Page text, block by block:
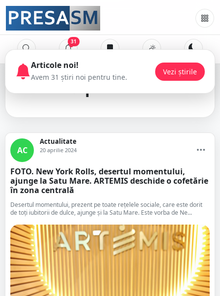
31
patiserie
AC
Actualitate
20 aprilie 2024
FOTO. New York Rolls, desertul momentului,
ajunge la Satu Mare. ARTEMIS deschide o cofetărie
în zona centrală
Desertul momentului, prezent pe toate rețelele sociale, care este dorit
de toți iubitorii de dulce, ajunge și la Satu Mare. Este vorba de Ne...
Articole noi!
Avem 31 știri noi pentru tine.
Vezi știrile